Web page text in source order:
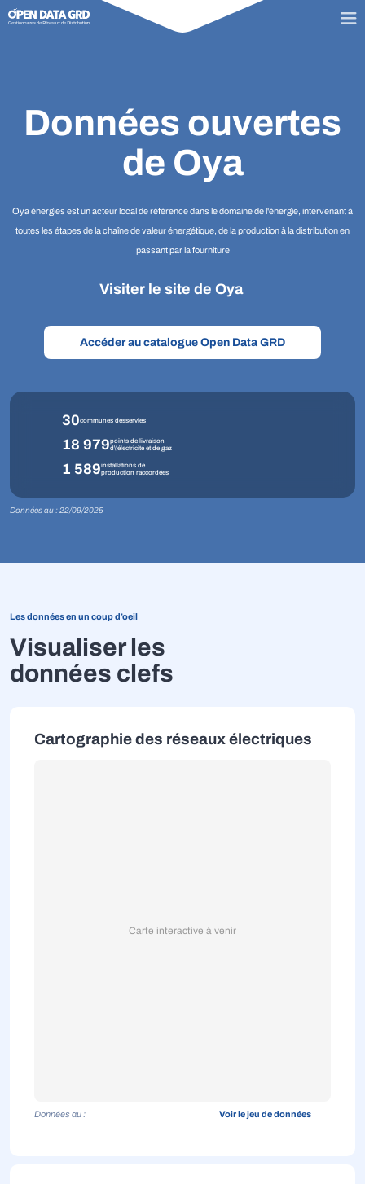
Données ouvertes
de Oya
Oya énergies est un acteur local de référence dans le domaine de l'énergie, intervenant à
toutes les étapes de la chaîne de valeur énergétique, de la production à la distribution en
passant par la fourniture
Visiter le site de Oya
Accéder au catalogue Open Data GRD
30communes desservies
18 979points de livraison
d\'électricité et de gaz
1 589installations de
production raccordées
Données au : 22/09/2025
Les données en un coup d’oeil
Visualiser les
données clefs
Cartographie des réseaux électriques
Carte interactive à venir
Données au : Voir le jeu de données